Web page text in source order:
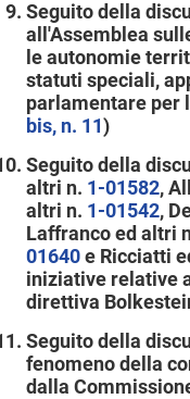
Seguito della
all'Assemblea
le autonomie
statuti speciali,
parlamentare per
bis, n. 11)
Seguito della
altri n. 1-01582,
altri n. 1-01542,
Laffranco ed altri
01640 e Ricciatti
iniziative relative
direttiva
Seguito della
fenomeno della
dalla